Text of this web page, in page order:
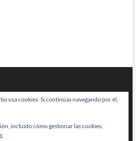
por:Theme Freesia|WordPress| © Todos
usa cookies. Si continúas navegando por él,
incluido cómo gestionar las cookies,